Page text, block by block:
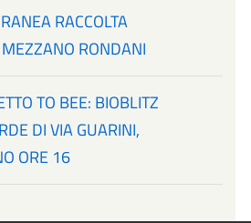
RACCOLTA
RONDANI
TO BEE: BIOBLITZ
DI VIA GUARINI,
ORE 16